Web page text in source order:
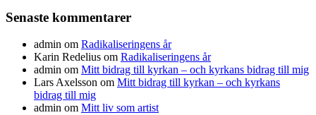
Senaste kommentarer
admin om Radikaliseringens år
Karin Redelius om Radikaliseringens år
admin om Mitt bidrag till kyrkan – och kyrkans bidrag till mig
Lars Axelsson om Mitt bidrag till kyrkan – och kyrkans
bidrag till mig
admin om Mitt liv som artist